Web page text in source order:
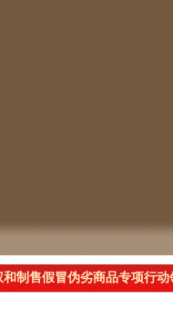
制售假冒伪劣商品专项行